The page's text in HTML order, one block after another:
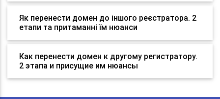
Як перенести домен до іншого реєстратора. 2
етапи та притаманні їм нюанси
Как перенести домен к другому регистратору.
2 этапа и присущие им нюансы